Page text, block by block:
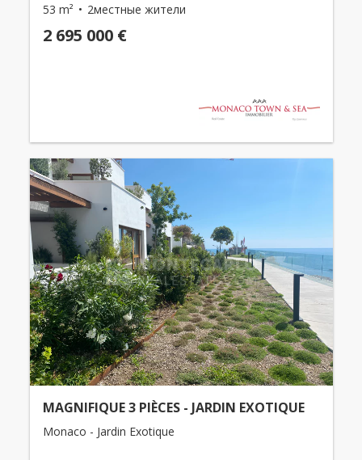
53 m² 2местные жители
2 695 000 €
MAGNIFIQUE 3 PIÈCES - JARDIN EXOTIQUE
Monaco - Jardin Exotique